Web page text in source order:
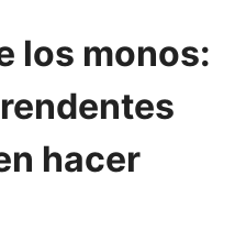
los monos:
hacer